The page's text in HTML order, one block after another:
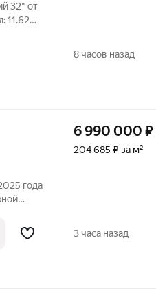
32" от
11.62
8 часов назад
года
6 990 000 ₽
204 685 ₽ за м²
3 часа назад